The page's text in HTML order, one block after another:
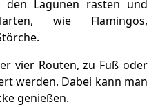
den Lagunen rasten und
wie Flamingos,
vier Routen, zu Fuß oder
werden. Dabei kann man
genießen.